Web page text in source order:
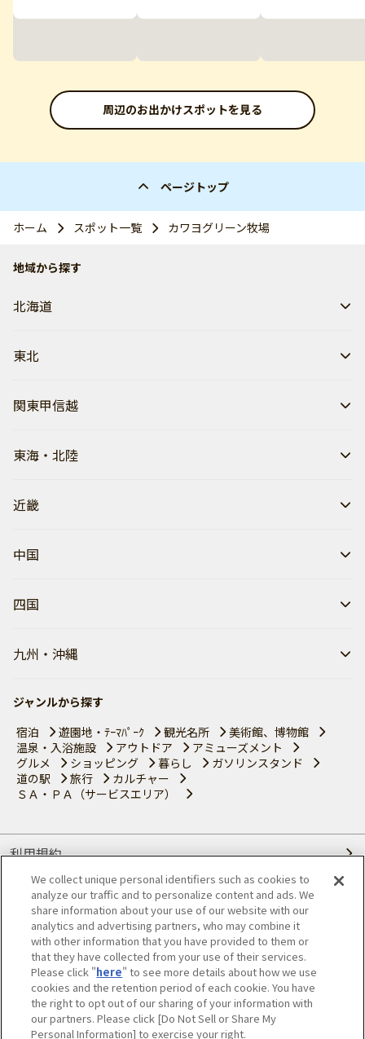
周辺のお出かけスポットを見る
ページトップ
ホーム スポット一覧 カワヨグリーン牧場
地域から探す
北海道
東北
関東甲信越
東海・北陸
近畿
中国
四国
九州・沖縄
ジャンルから探す
宿泊
遊園地・ﾃｰﾏﾊﾟｰｸ 観光名所
美術館、博物館
温泉・入浴施設
アウトドア
アミューズメント
グルメ
ショッピング 暮らし
ガソリンスタンド
道の駅
旅行
カルチャー
ＳＡ・ＰＡ（サービスエリア）
利用規約
個人情報の取り扱いについて
会員優待サービスの提携をご検討の方へ
JAFホームページ
© JAPAN AUTOMOBILE FEDERATION. All rights reserved.
We collect unique personal identifiers such as cookies to
analyze our traffic and to personalize content and ads. We
share information about your use of our website with our
analytics and advertising partners, who may combine it
with other information that you have provided to them or
that they have collected from your use of their services.
Please click "here" to see more details about how we use
cookies and the retention period of each cookie. You have
the right to opt out of our sharing of your information with
our partners. Please click [Do Not Sell or Share My
Personal Information] to exercise your right.